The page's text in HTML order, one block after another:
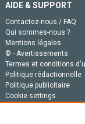
AIDE & SUPPORT
Contactez-nous / FAQ
Qui sommes-nous ?
Mentions légales
© - Avertissements
Termes et conditions
Politique rédactionnelle
Politique publicitaire
Cookie settings